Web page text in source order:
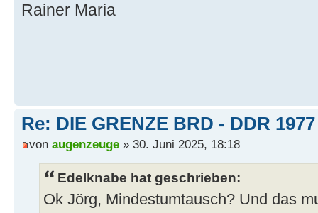
Rainer Maria
Re: DIE GRENZE BRD - DDR
von augenzeuge » 30. Juni 2025, 18:18
Edelknabe hat geschrieben:
Ok Jörg, Mindestumtausch? Und das